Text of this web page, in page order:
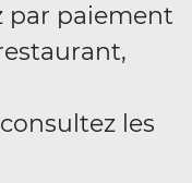
par paiement
les